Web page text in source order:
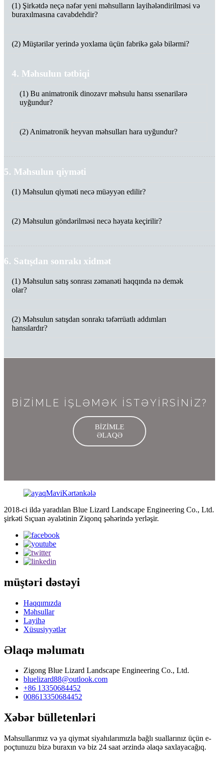
(1) Şirkətdə neçə nəfər yeni məhsulların layihələndirilməsi və
buraxılmasına cavabdehdir?
(2) Müştərilər yerində yoxlama üçün fabrikə gələ bilərmi?
4. Məhsulun tətbiqi
(1) Bu animatronik dinozavr məhsulu hansı ssenarilərə
uyğundur?
(2) Animatronik heyvan məhsulları hara uyğundur?
5. Məhsulun qiyməti
(1) Məhsulun qiyməti necə müəyyən edilir?
(2) Məhsulun göndərilməsi necə həyata keçirilir?
6. Satışdan sonrakı xidmət
(1) Məhsulun satış sonrası zəmanəti haqqında nə demək
olar?
(2) Məhsulun satışdan sonrakı təfərrüatlı addımları
hansılardır?
BİZİMLE İŞLƏMƏK İSTƏYİRSİNİZ?
BİZİMLE
ƏLAQƏ
2018-ci ildə yaradılan Blue Lizard Landscape Engineering Co., Ltd.
şirkəti Sıçuan əyalətinin Ziqonq şəhərində yerləşir.
müştəri dəstəyi
Haqqımızda
Məhsullar
Layihə
Xüsusiyyətlər
Əlaqə məlumatı
Zigong Blue Lizard Landscape Engineering Co., Ltd.
bluelizard88@outlook.com
+86 13350684452
008613350684452
Xəbər bülletenləri
Məhsullarımız və ya qiymət siyahılarımızla bağlı suallarınız üçün e-
poçtunuzu bizə buraxın və biz 24 saat ərzində əlaqə saxlayacağıq.